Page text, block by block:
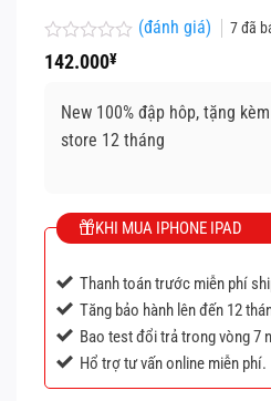
Được
xếp
sao
(đánh giá) 7đã
142.000¥
New 100% đập hôp, tặng
store 12 tháng
KHI MUA IPHONE IPAD
Thanh toán trước miễn phí
Tăng bảo hành lên đến 12
Bao test đổi trả trong vòng 7
Hổ trợ tư vấn online miễn phí.